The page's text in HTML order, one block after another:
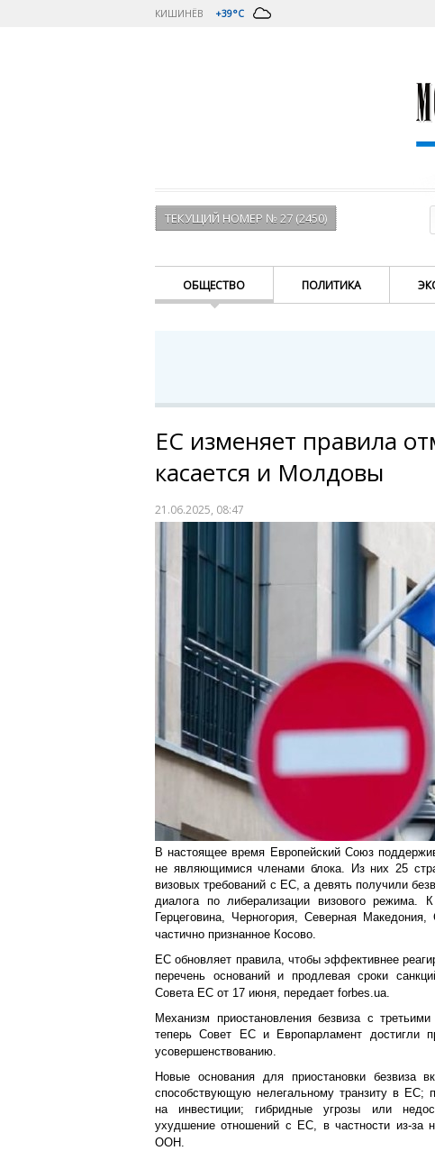
КИШИНЁВ +39°C
ТЕКУЩИЙ НОМЕР № 27 (2450)
ОБЩЕСТВО ПОЛИТИКА
ЕС изменяет правила
касается и Молдовы
21.06.2025, 08:47
В настоящее время Европейский Союз
не являющимися членами блока. Из них 25
визовых требований с ЕС, а девять получили
диалога по либерализации визового режима.
Герцеговина, Черногория, Северная
частично признанное Косово.
ЕС обновляет правила, чтобы эффективнее
перечень оснований и продлевая сроки
Совета ЕС от 17 июня, передает forbes.ua.
Механизм приостановления безвиза с
теперь Совет ЕС и Европарламент достигли
усовершенствованию.
Новые основания для приостановки безвиза
способствующую нелегальному транзиту в ЕС;
на инвестиции; гибридные угрозы или
ухудшение отношений с ЕС, в частности из-за
ООН.